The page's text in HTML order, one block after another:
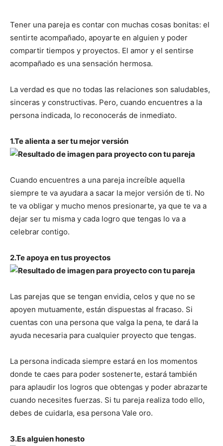
Tener una pareja es contar con muchas cosas bonitas: el
sentirte acompañado, apoyarte en alguien y poder
compartir tiempos y proyectos. El amor y el sentirse
acompañado es una sensación hermosa.
La verdad es que no todas las relaciones son saludables,
sinceras y constructivas. Pero, cuando encuentres a la
persona indicada, lo reconocerás de inmediato.
1.Te alienta a ser tu mejor versión
Cuando encuentres a una pareja increíble aquella
siempre te va ayudara a sacar la mejor versión de ti. No
te va obligar y mucho menos presionarte, ya que te va a
dejar ser tu misma y cada logro que tengas lo va a
celebrar contigo.
2.Te apoya en tus proyectos
Las parejas que se tengan envidia, celos y que no se
apoyen mutuamente, están dispuestas al fracaso. Si
cuentas con una persona que valga la pena, te dará la
ayuda necesaria para cualquier proyecto que tengas.
La persona indicada siempre estará en los momentos
donde te caes para poder sostenerte, estará también
para aplaudir los logros que obtengas y poder abrazarte
cuando necesites fuerzas. Si tu pareja realiza todo ello,
debes de cuidarla, esa persona Vale oro.
3.Es alguien honesto